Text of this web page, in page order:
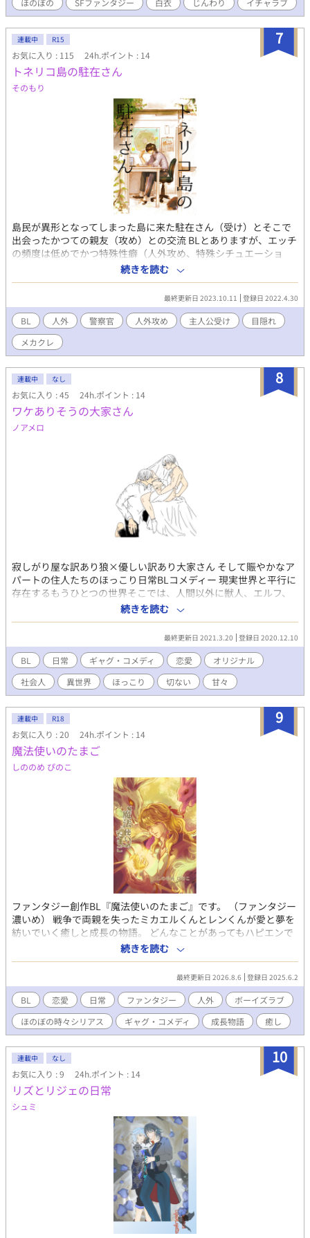
ほのぼの SFファンタジー 白衣 じんわり イチャラブ
7
連載中 R15
お気に入り : 115 24h.ポイント : 14
トネリコ島の駐在さん
そのもり
島民が異形となってしまった島に来た駐在さん（受け）とそこで
出会ったかつての親友（攻め）との交流 BLとありますが、エッチ
の頻度は低めでかつ特殊性癖（人外攻め、特殊シチュエーショ
ン）がある予定です。 とにかく好みをこり固めた感じの主人公を
作れたので、色んな目に合わせたいがために描き始めました。 こ
の話をダラダラと長く続ける予定です。
続きを読む
最終更新日 2023.10.11 登録日 2022.4.30
BL 人外 警察官 人外攻め 主人公受け
目隠れ
メカクレ
8
連載中 なし
お気に入り : 45 24h.ポイント : 14
ワケありそうの大家さん
ノアメロ
寂しがり屋な訳あり狼×優しい訳あり大家さん そして賑やかなア
パートの住人たちのほっこり日常BLコメディー 現実世界と平行に
存在するもうひとつの世界そこでは、人間以外に獣人、エルフ、
魔人が居る。しかしこの世界は、とても平和だ昔は争いがあり平
和とは程遠い世の中だったが今では、人外も人間のように生活を
送って居る。 だがしかし中には昔のような考えを持つ者もい
て…… ＊投稿頻度は、不定期なんですが読んで頂けると嬉しいで
す。よろしくお願いします。
続きを読む
最終更新日 2021.3.20 登録日 2020.12.10
BL 日常 ギャグ・コメディ 恋愛
オリジナル
社会人
異世界 ほっこり 切ない 甘々
9
連載中 R18
お気に入り : 20 24h.ポイント : 14
魔法使いのたまご
しののめ ぴのこ
ファンタジー創作BL『魔法使いのたまご』です。 （ファンタジー
濃いめ） 戦争で両親を失ったミカエルくんとレンくんが愛と夢を
紡いでいく癒しと成長の物語。 どんなことがあってもハピエンで
す。 2022年からTwitterで不定期連載していたのをこちらに投稿
しています。 カラーで描いたりモノクロで描いたりしてますが、
2025年～モノクロ漫画になります。（第２章から） 読んでいただ
けると幸いです！ 長編漫画ですが途中からでも楽しめます🎵
続きを読む
最終更新日 2026.8.6 登録日 2025.6.2
BL 恋愛 日常 ファンタジー 人外
ボーイズラブ
ほのぼの時々シリアス
ギャグ・コメディ 成長物語 癒し
10
連載中 なし
お気に入り : 9 24h.ポイント : 14
リズとリジェの日常
シュミ